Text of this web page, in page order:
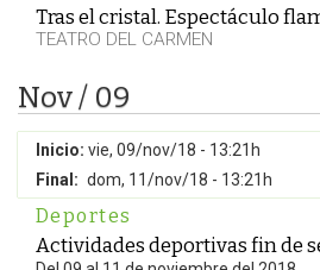
Tras el cristal. Espectáculo
TEATRO DEL CARMEN
Nov / 09
Inicio: vie, 09/nov/18 - 13:21h
Final: dom, 11/nov/18 - 13:21h
Deportes
Actividades deportivas fin de